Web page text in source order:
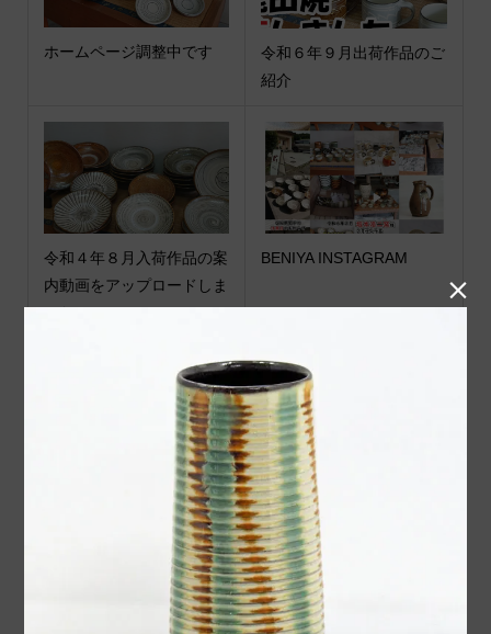
ホームページ調整中です
令和６年９月出荷作品のご
紹介
令和４年８月入荷作品の案
内動画をアップロードしま
した
BENIYA INSTAGRAM
令和６年９月出荷作品のご
令和６年８月窯 小袋道明
窯様から作品が入荷いたし
ました
